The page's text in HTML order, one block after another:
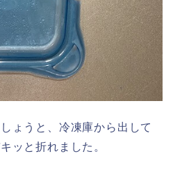
ょうと、冷凍庫から出して
ッと折れました。